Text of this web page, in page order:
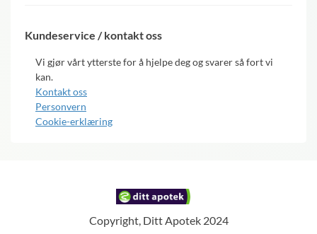
Kundeservice / kontakt oss
Vi gjør vårt ytterste for å hjelpe deg og svarer så fort vi
kan.
Kontakt oss
Personvern
Cookie-erklæring
Copyright, Ditt Apotek 2024